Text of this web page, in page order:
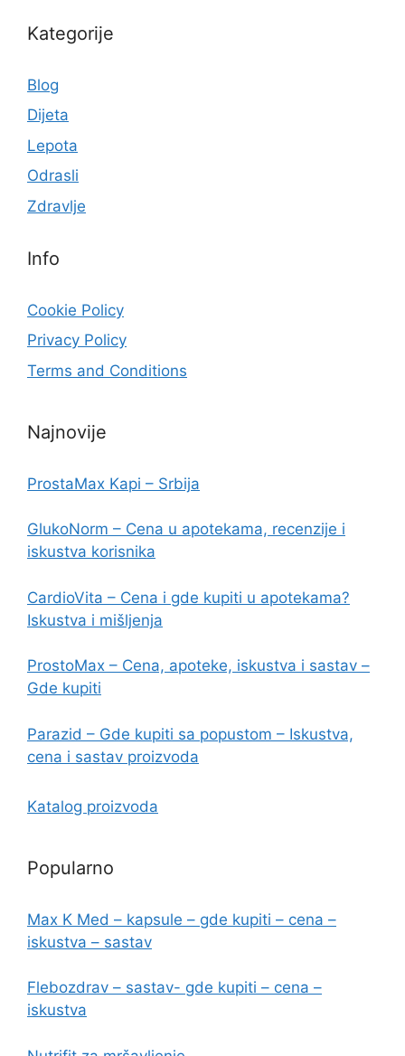
Kategorije
Blog
Dijeta
Lepota
Odrasli
Zdravlje
Info
Cookie Policy
Privacy Policy
Terms and Conditions
Najnovije
ProstaMax Kapi – Srbija
GlukoNorm – Cena u apotekama, recenzije i
iskustva korisnika
CardioVita – Cena i gde kupiti u apotekama?
Iskustva i mišljenja
ProstoMax – Cena, apoteke, iskustva i sastav –
Gde kupiti
Parazid – Gde kupiti sa popustom – Iskustva,
cena i sastav proizvoda
Katalog proizvoda
Popularno
Max K Med – kapsule – gde kupiti – cena –
iskustva – sastav
Flebozdrav – sastav- gde kupiti – cena –
iskustva